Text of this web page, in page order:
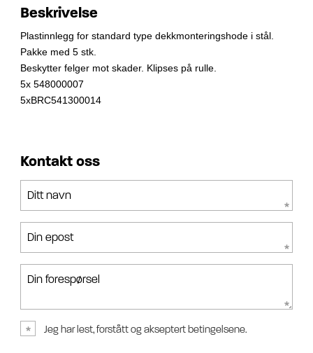
Beskrivelse
Plastinnlegg for standard type dekkmonteringshode i stål.
Pakke med 5 stk.
Beskytter felger mot skader. Klipses på rulle.
5x 548000007
5xBRC541300014
Kontakt oss
Ditt navn
Din epost
Din forespørsel
Jeg har lest, forstått og akseptert betingelsene.